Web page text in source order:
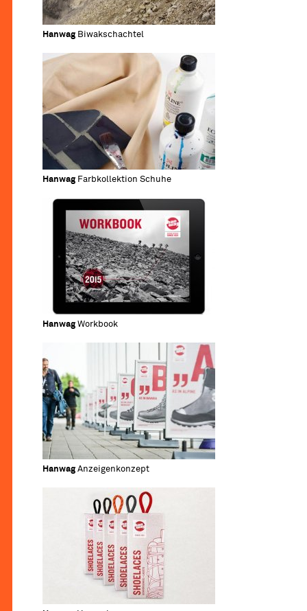
Hanwag Biwakschachtel
Hanwag Farbkollektion Schuhe
Hanwag Workbook
Hanwag Anzeigenkonzept